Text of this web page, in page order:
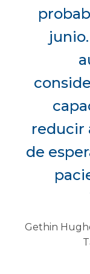
reducir
de
Gethin